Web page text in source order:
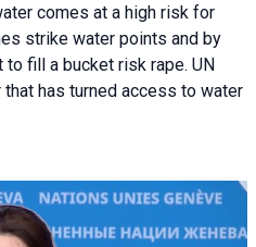
comes at a high risk for
strike water points and by
to fill a bucket risk rape. UN
has turned access to water